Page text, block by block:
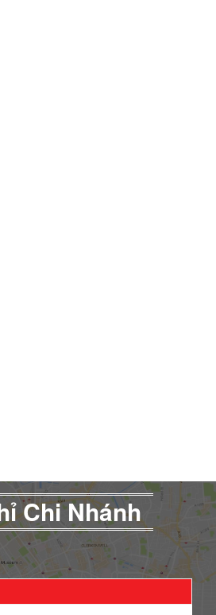
Chi Nhánh